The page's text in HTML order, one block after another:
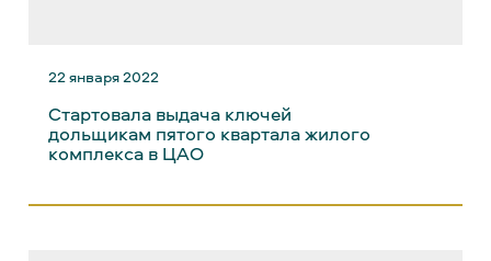
22 января 2022
Стартовала выдача ключей
дольщикам пятого квартала жилого
комплекса в ЦАО